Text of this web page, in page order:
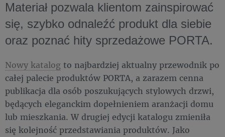
Materiał pozwala klientom zainspirować
się, szybko odnaleźć produkt dla siebie
oraz poznać hity sprzedażowe PORTA.
Nowy katalog to najbardziej aktualny przewodnik po
całej palecie produktów PORTA, a zarazem cenna
publikacja dla osób poszukujących stylowych drzwi,
będących eleganckim dopełnieniem aranżacji domu
lub mieszkania. W drugiej edycji katalogu zmieniła
się kolejność przedstawiania produktów. Jako